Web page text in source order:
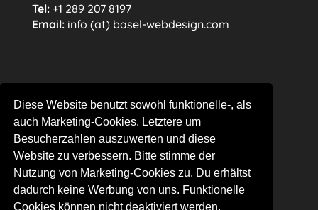
Diese Website benutzt sowohl funktionelle-, als
auch Marketing-Cookies. Letztere um
Besucherzahlen auszuwerten und diese
Website zu verbessern. Bitte stimme der
Nutzung von Marketing-Cookies zu. Du erhältst
dadurch keine Werbung von uns. Funktionelle
Cookies können nicht deaktiviert werden.
Tel: +1 289 207 8197
Email: info (at) basel-webdesign.com
FOLGE MIR…